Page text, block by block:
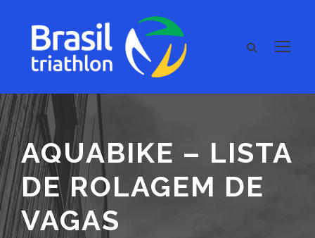
AQUABIKE – LISTA
DE ROLAGEM DE
VAGAS